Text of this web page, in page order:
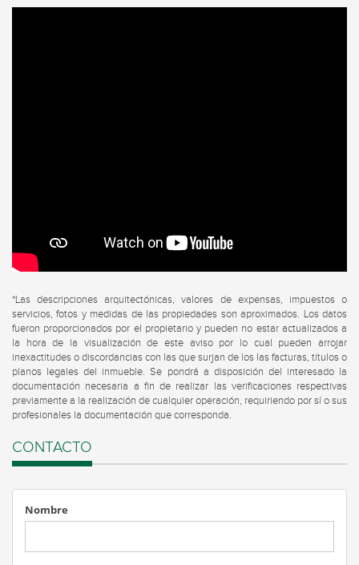
*Las descripciones arquitectónicas, valores de expensas, impuestos o
servicios, fotos y medidas de las propiedades son aproximados. Los datos
fueron proporcionados por el propietario y pueden no estar actualizados a
la hora de la visualización de este aviso por lo cual pueden arrojar
inexactitudes o discordancias con las que surjan de los las facturas, títulos o
planos legales del inmueble. Se pondrá a disposición del interesado la
documentación necesaria a fin de realizar las verificaciones respectivas
previamente a la realización de cualquier operación, requiriendo por sí o sus
profesionales la documentación que corresponda.
CONTACTO
Nombre